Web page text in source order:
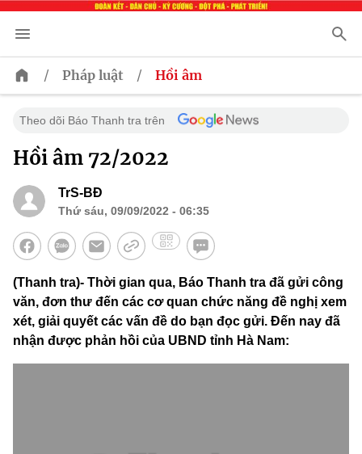
/ Pháp luật / Hồi âm
Theo dõi Báo Thanh tra trên
Hồi âm 72/2022
TrS-BĐ
Thứ sáu, 09/09/2022 - 06:35
(Thanh tra)- Thời gian qua, Báo Thanh tra đã gửi công
văn, đơn thư đến các cơ quan chức năng đề nghị xem
xét, giải quyết các vấn đề do bạn đọc gửi. Đến nay đã
nhận được phản hồi của UBND tỉnh Hà Nam: